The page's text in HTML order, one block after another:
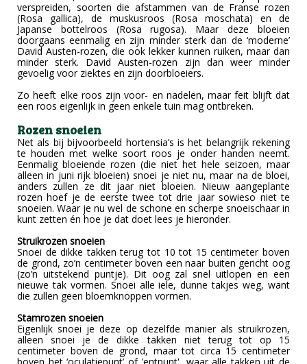
verspreiden, soorten die afstammen van de Franse rozen
(Rosa gallica), de muskusroos (Rosa moschata) en de
Japanse bottelroos (Rosa rugosa). Maar deze bloeien
doorgaans eenmalig en zijn minder sterk dan de ‘moderne’
David Austen-rozen, die ook lekker kunnen ruiken, maar dan
minder sterk. David Austen-rozen zijn dan weer minder
gevoelig voor ziektes en zijn doorbloeiers.
Zo heeft elke roos zijn voor- en nadelen, maar feit blijft dat
een roos eigenlijk in geen enkele tuin mag ontbreken.
Rozen snoeien
Net als bij bijvoorbeeld hortensia’s is het belangrijk rekening
te houden met welke soort roos je onder handen neemt.
Eenmalig bloeiende rozen (die niet het hele seizoen, maar
alleen in juni rijk bloeien) snoei je niet nu, maar na de bloei,
anders zullen ze dit jaar niet bloeien. Nieuw aangeplante
rozen hoef je de eerste twee tot drie jaar sowieso niet te
snoeien. Waar je nu wel de schone en scherpe snoeischaar in
kunt zetten én hoe je dat doet lees je hieronder.
Struikrozen snoeien
Snoei de dikke takken terug tot 10 tot 15 centimeter boven
de grond, zo’n centimeter boven een naar buiten gericht oog
(zo’n uitstekend puntje). Dit oog zal snel uitlopen en een
nieuwe tak vormen. Snoei alle iele, dunne takjes weg, want
die zullen geen bloemknoppen vormen.
Stamrozen snoeien
Eigenlijk snoei je deze op dezelfde manier als struikrozen,
alleen snoei je de dikke takken niet terug tot op 15
centimeter boven de grond, maar tot circa 15 centimeter